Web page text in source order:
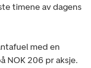
timene av dagens
med en
NOK 206 pr aksje.